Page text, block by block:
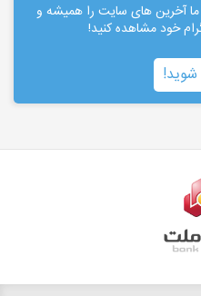
ما آخرین های سایت را همیشه و
خود مشاهده کنید!